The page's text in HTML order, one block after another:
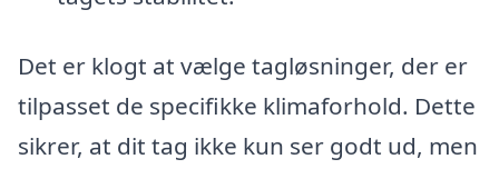
Det er klogt at vælge tagløsninger, der er
tilpasset de specifikke klimaforhold. Dette
sikrer, at dit tag ikke kun ser godt ud, men